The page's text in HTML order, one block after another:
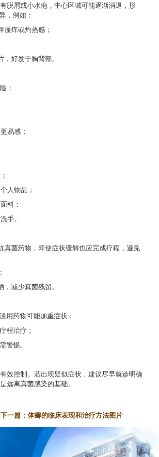
脱屑或小水疱，中心区域可能逐渐消退，形
，例如：
痒或灼热感；
好发于胸背部。
：
易感；
人物品；
料；
手。
菌药物，即使症状缓解也应完成疗程，避免
减少真菌残留。
用药物可能加重症状；
程治疗；
警惕。
效控制。若出现疑似症状，建议尽早就诊明确
远离真菌感染的基础。
下一篇： 体癣的临床表现和治疗方法图片